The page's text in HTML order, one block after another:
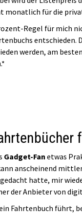
monatlich für die
Regel für mich
entschieden.
werden, am
Gadget-Fan etwas
anscheinend
hatte, mir
der Anbieter von
Fahrtenbuch führt,